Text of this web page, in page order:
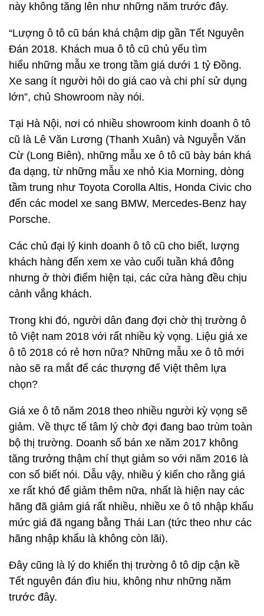
này không tăng lên như những năm trước đây.
“Lượng ô tô cũ bán khá chậm dịp gần Tết Nguyên
Đán 2018. Khách mua ô tô cũ chủ yếu tìm
hiểu những mẫu xe trong tầm giá dưới 1 tỷ Đồng.
Xe sang ít người hỏi do giá cao và chi phí sử dụng
lớn”, chủ Showroom này nói.
Tại Hà Nội, nơi có nhiều showroom kinh doanh ô tô
cũ là Lê Văn Lương (Thanh Xuân) và Nguyễn Văn
Cừ (Long Biên), những mẫu xe ô tô cũ bày bán khá
đa dạng, từ những mẫu xe nhỏ Kia Morning, dòng
tầm trung như Toyota Corolla Altis, Honda Civic cho
đến các model xe sang BMW, Mercedes-Benz hay
Porsche.
Các chủ đại lý kinh doanh ô tô cũ cho biết, lượng
khách hàng đến xem xe vào cuối tuần khá đông
nhưng ở thời điểm hiện tại, các cửa hàng đều chịu
cảnh vắng khách.
Trong khi đó, người dân đang đợi chờ thị trường ô
tô Việt nam 2018 với rất nhiều kỳ vọng. Liệu giá xe
ô tô 2018 có rẻ hơn nữa? Những mẫu xe ô tô mới
nào sẽ ra mắt để các thượng đế Việt thêm lựa
chọn?
Giá xe ô tô năm 2018 theo nhiều người kỳ vọng sẽ
giảm. Về thực tế tâm lý chờ đợi đang bao trùm toàn
bộ thị trường. Doanh số bán xe năm 2017 không
tăng trưởng thậm chí thụt giảm so với năm 2016 là
con số biết nói. Dẫu vậy, nhiều ý kiến cho rằng giá
xe rất khó để giảm thêm nữa, nhất là hiện nay các
hãng đã giảm giá rất nhiều, nhiều xe ô tô nhập khẩu
mức giá đã ngang bằng Thái Lan (tức theo như các
hãng nhập khẩu là không còn lãi).
Đây cũng là lý do khiến thị trường ô tô dịp cận kề
Tết nguyên đán đìu hiu, không như những năm
trước đây.